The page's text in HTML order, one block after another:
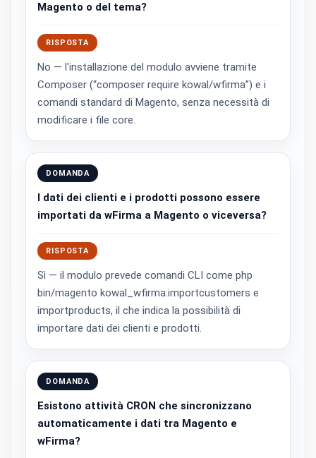
Magento o del tema?
RISPOSTA
No — l'installazione del modulo avviene tramite
Composer (“composer require kowal/wfirma”) e i
comandi standard di Magento, senza necessità di
modificare i file core.
DOMANDA
I dati dei clienti e i prodotti possono essere
importati da wFirma a Magento o viceversa?
RISPOSTA
Sì — il modulo prevede comandi CLI come php
bin/magento kowal_wfirma:importcustomers e
importproducts, il che indica la possibilità di
importare dati dei clienti e prodotti.
DOMANDA
Esistono attività CRON che sincronizzano
automaticamente i dati tra Magento e
wFirma?